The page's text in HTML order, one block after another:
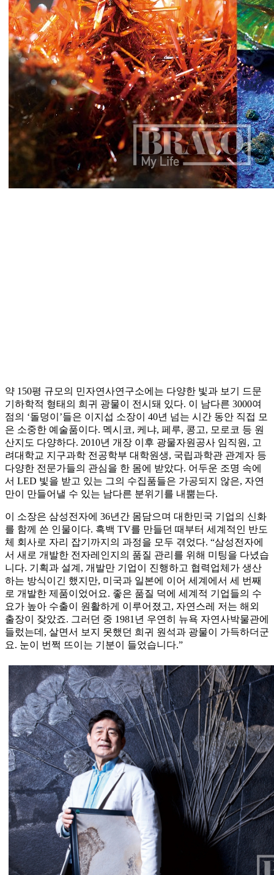
약 150평 규모의 민자연사연구소에는 다양한 빛과 보기 드문
기하학적 형태의 희귀 광물이 전시돼 있다. 이 남다른 3000여
점의 ‘돌덩이’들은 이지섭 소장이 40년 넘는 시간 동안 직접 모
은 소중한 예술품이다. 멕시코, 케냐, 페루, 콩고, 모로코 등 원
산지도 다양하다. 2010년 개장 이후 광물자원공사 임직원, 고
려대학교 지구과학 전공학부 대학원생, 국립과학관 관계자 등
다양한 전문가들의 관심을 한 몸에 받았다. 어두운 조명 속에
서 LED 빛을 받고 있는 그의 수집품들은 가공되지 않은, 자연
만이 만들어낼 수 있는 남다른 분위기를 내뿜는다.
이 소장은 삼성전자에 36년간 몸담으며 대한민국 기업의 신화
를 함께 쓴 인물이다. 흑백 TV를 만들던 때부터 세계적인 반도
체 회사로 자리 잡기까지의 과정을 모두 겪었다. “삼성전자에
서 새로 개발한 전자레인지의 품질 관리를 위해 미팅을 다녔습
니다. 기획과 설계, 개발만 기업이 진행하고 협력업체가 생산
하는 방식이긴 했지만, 미국과 일본에 이어 세계에서 세 번째
로 개발한 제품이었어요. 좋은 품질 덕에 세계적 기업들의 수
요가 높아 수출이 원활하게 이루어졌고, 자연스레 저는 해외
출장이 잦았죠. 그러던 중 1981년 우연히 뉴욕 자연사박물관에
들렀는데, 살면서 보지 못했던 희귀 원석과 광물이 가득하더군
요. 눈이 번쩍 뜨이는 기분이 들었습니다.”